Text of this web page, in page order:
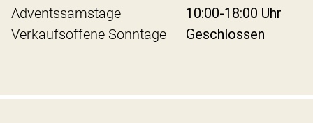
Adventssamstage
10:00-18:00 Uhr
Verkaufsoffene Sonntage
Geschlossen